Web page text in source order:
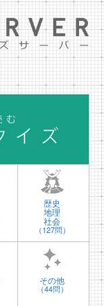
歴史
地理
社会
（127問）
その他
（44問）